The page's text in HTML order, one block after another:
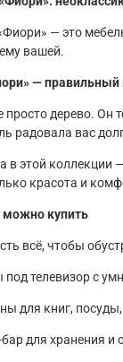
— это
вашей.
—
просто дерево. Он
радовала вас
в этой коллекции
красота и
можно купить
всё, чтобы
телевизор с
для книг,
для хранения и